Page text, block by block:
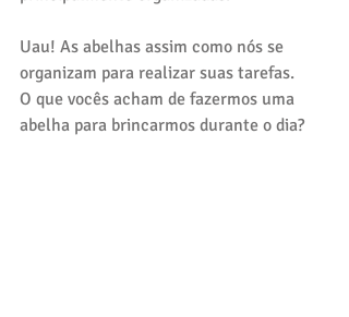
Uau! As abelhas assim como nós se
organizam para realizar suas tarefas.
O que vocês acham de fazermos uma
abelha para brincarmos durante o dia?